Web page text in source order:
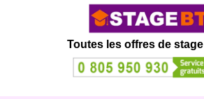
Toutes les offres de stage